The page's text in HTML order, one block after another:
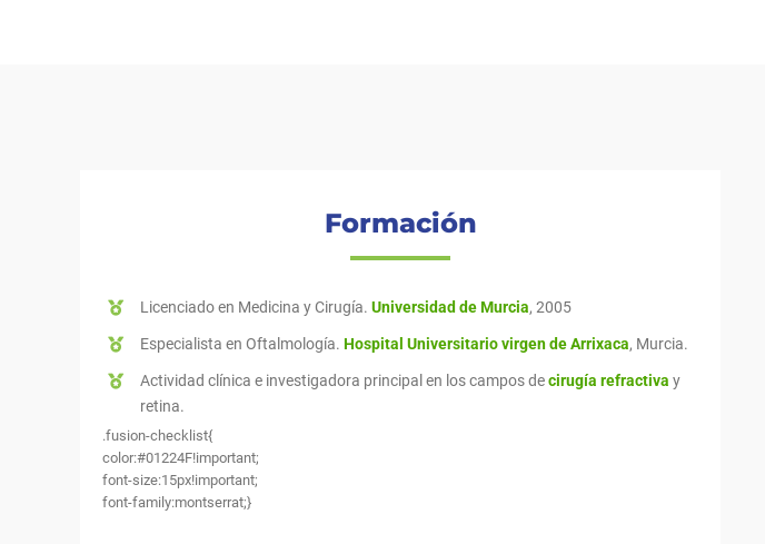
Formación
Licenciado en Medicina y Cirugía. Universidad de Murcia, 2005
Especialista en Oftalmología. Hospital Universitario virgen de Arrixaca, Murcia.
Actividad clínica e investigadora principal en los campos decirugía refractiva y
retina.
.fusion-checklist{
color:#01224F!important;
font-size:15px!important;
font-family:montserrat;}